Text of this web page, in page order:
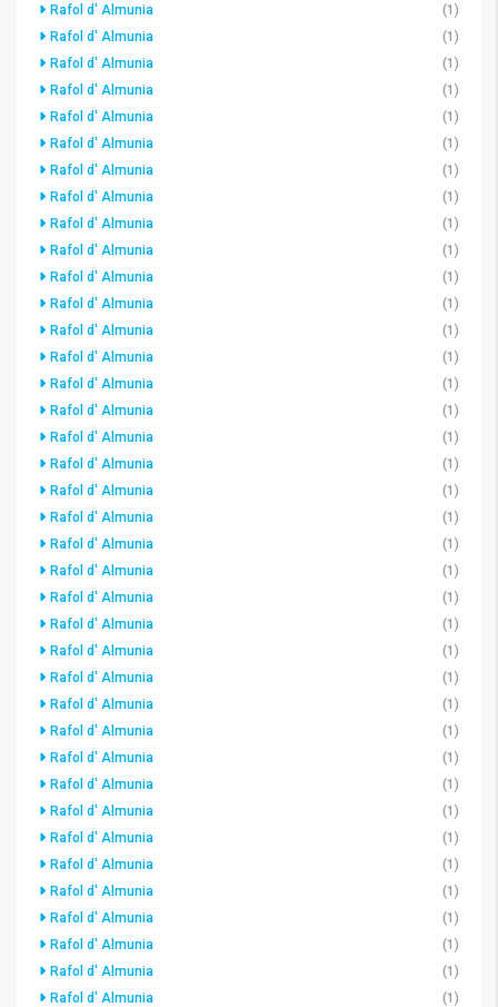
Rafol d' Almunia
(1)
Rafol d' Almunia
(1)
Rafol d' Almunia
(1)
Rafol d' Almunia
(1)
Rafol d' Almunia
(1)
Rafol d' Almunia
(1)
Rafol d' Almunia
(1)
Rafol d' Almunia
(1)
Rafol d' Almunia
(1)
Rafol d' Almunia
(1)
Rafol d' Almunia
(1)
Rafol d' Almunia
(1)
Rafol d' Almunia
(1)
Rafol d' Almunia
(1)
Rafol d' Almunia
(1)
Rafol d' Almunia
(1)
Rafol d' Almunia
(1)
Rafol d' Almunia
(1)
Rafol d' Almunia
(1)
Rafol d' Almunia
(1)
Rafol d' Almunia
(1)
Rafol d' Almunia
(1)
Rafol d' Almunia
(1)
Rafol d' Almunia
(1)
Rafol d' Almunia
(1)
Rafol d' Almunia
(1)
Rafol d' Almunia
(1)
Rafol d' Almunia
(1)
Rafol d' Almunia
(1)
Rafol d' Almunia
(1)
Rafol d' Almunia
(1)
Rafol d' Almunia
(1)
Rafol d' Almunia
(1)
Rafol d' Almunia
(1)
Rafol d' Almunia
(1)
Rafol d' Almunia
(1)
Rafol d' Almunia
(1)
Rafol d' Almunia
(1)